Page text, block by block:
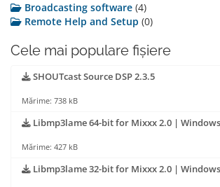
Broadcasting software (4)
Remote Help and Setup (0)
Cele mai populare fișiere
SHOUTcast Source DSP 2.3.5
Mărime: 738 kB
Libmp3lame 64-bit for Mixxx 2.0 | Windows
Mărime: 427 kB
Libmp3lame 32-bit for Mixxx 2.0 | Windows